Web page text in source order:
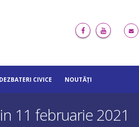
DEZBATERI CIVICE NOUTĂȚI
11 februarie 2021